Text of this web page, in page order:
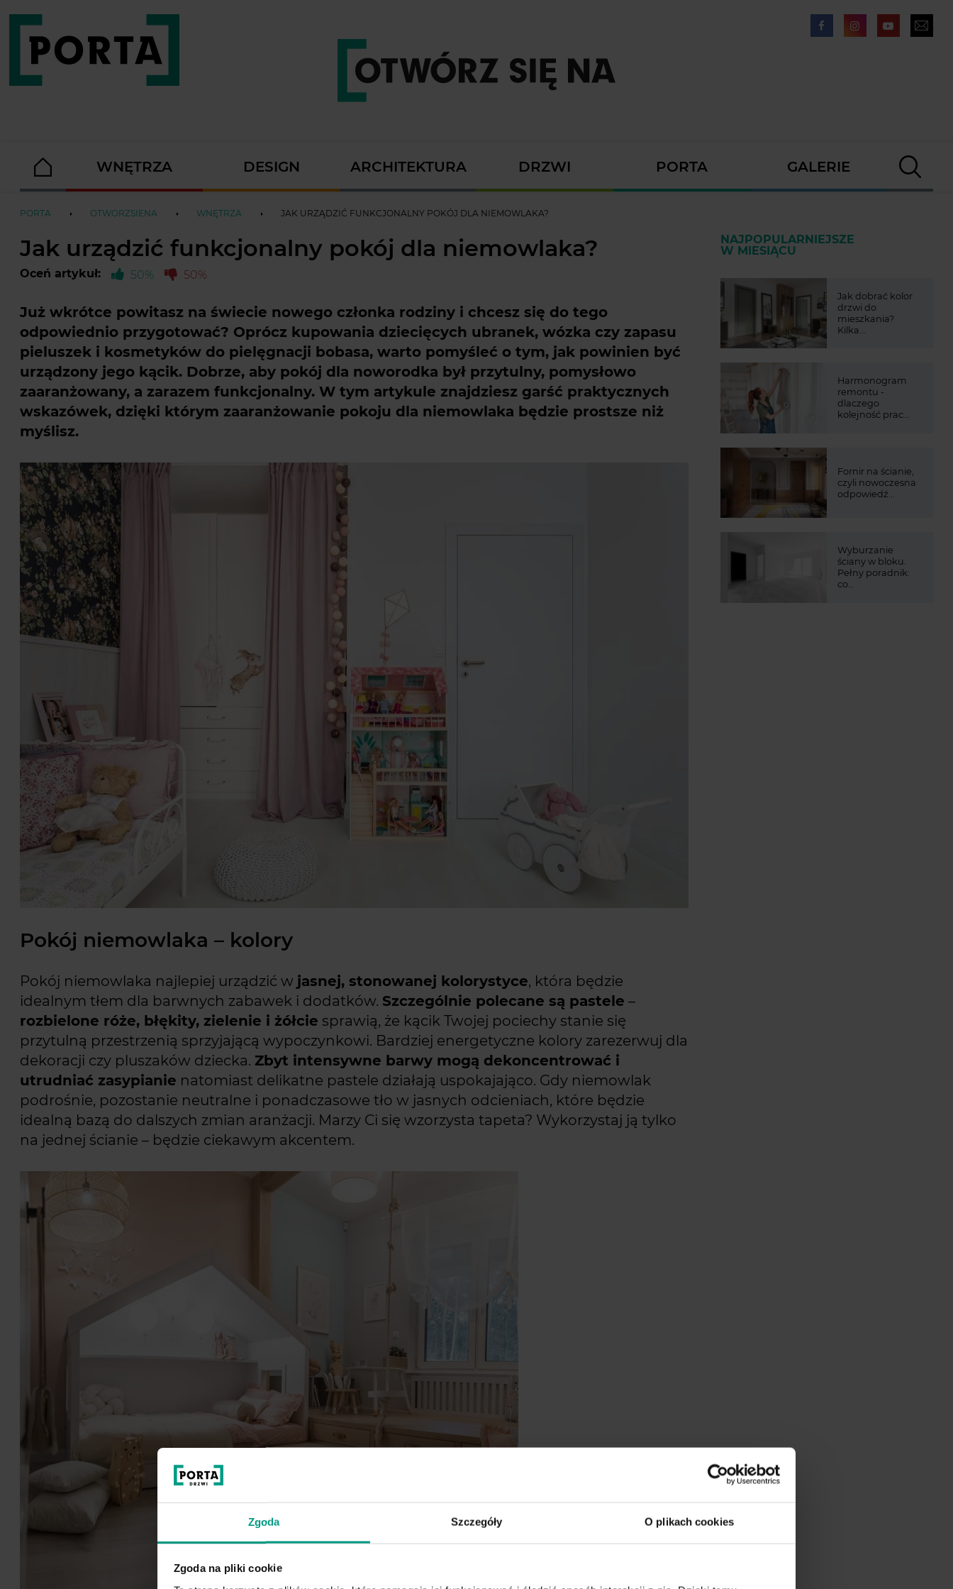
Zgoda Szczegóły O plikach cookies
Zgoda na pliki cookie
WNĘTRZA DESIGN ARCHITEKTURA DRZWI PORTA GALERIE
PORTA OTWORZSIENA WNĘTRZA JAK URZĄDZIĆ FUNKCJONALNY POKÓJ DLA NIEMOWLAKA?
Jak urządzić funkcjonalny pokój dla niemowlaka?
Oceń artykuł: 50% 50%
Już wkrótce powitasz na świecie nowego członka rodziny i chcesz się do tego
odpowiednio przygotować? Oprócz kupowania dziecięcych ubranek, wózka czy zapasu
pieluszek i kosmetyków do pielęgnacji bobasa, warto pomyśleć o tym, jak powinien być
urządzony jego kącik. Dobrze, aby pokój dla noworodka był przytulny, pomysłowo
zaaranżowany, a zarazem funkcjonalny. W tym artykule znajdziesz garść praktycznych
wskazówek, dzięki którym zaaranżowanie pokoju dla niemowlaka będzie prostsze niż
myślisz.
Pokój niemowlaka – kolory
Pokój niemowlaka najlepiej urządzić w jasnej, stonowanej kolorystyce, która będzie
idealnym tłem dla barwnych zabawek i dodatków. Szczególnie polecane są pastele –
rozbielone róże, błękity, zielenie i żółcie sprawią, że kącik Twojej pociechy stanie się
przytulną przestrzenią sprzyjającą wypoczynkowi. Bardziej energetyczne kolory zarezerwuj dla
dekoracji czy pluszaków dziecka. Zbyt intensywne barwy mogą dekoncentrować i
utrudniać zasypianie natomiast delikatne pastele działają uspokajająco. Gdy niemowlak
podrośnie, pozostanie neutralne i ponadczasowe tło w jasnych odcieniach, które będzie
idealną bazą do dalszych zmian aranżacji. Marzy Ci się wzorzysta tapeta? Wykorzystaj ją tylko
na jednej ścianie – będzie ciekawym akcentem.
NAJPOPULARNIEJSZE
W MIESIĄCU
Jak dobrać kolor
drzwi do
mieszkania?
Kilka...
Harmonogram
remontu -
dlaczego
kolejność prac...
Fornir na ścianie,
czyli nowoczesna
odpowiedź...
Wyburzanie
ściany w bloku.
Pełny poradnik:
co...